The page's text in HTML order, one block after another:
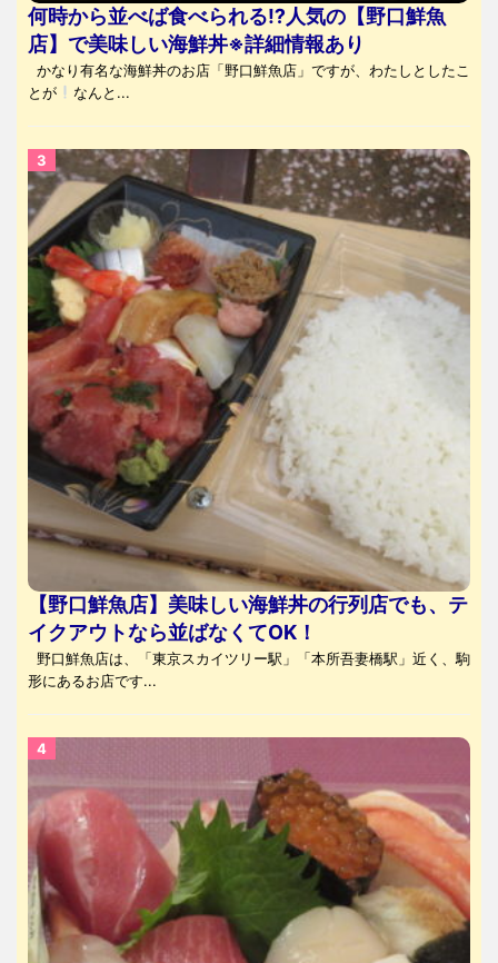
何時から並べば食べられる⁉人気の【野口鮮魚
店】で美味しい海鮮丼※詳細情報あり
かなり有名な海鮮丼のお店「野口鮮魚店」ですが、わたしとしたこ
とが
なんと...
【野口鮮魚店】美味しい海鮮丼の行列店でも、テ
イクアウトなら並ばなくてOK！
野口鮮魚店は、「東京スカイツリー駅」「本所吾妻橋駅」近く、駒
形にあるお店です...